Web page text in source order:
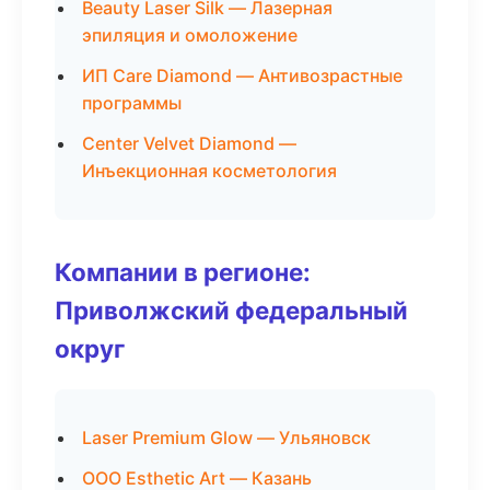
Beauty Laser Silk — Лазерная
эпиляция и омоложение
ИП Care Diamond — Антивозрастные
программы
Center Velvet Diamond —
Инъекционная косметология
Компании в регионе:
Приволжский федеральный
округ
Laser Premium Glow — Ульяновск
ООО Esthetic Art — Казань